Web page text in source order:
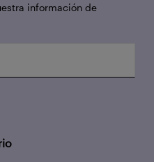
información de